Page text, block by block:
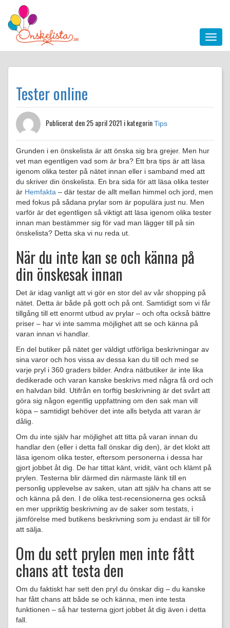
Tester online
Publicerat den25 april 2021 i kategorinTips
Grunden i en önskelista är att önska sig bra grejer. Men hur
vet man egentligen vad som är bra? Ett bra tips är att läsa
igenom olika tester på nätet innan eller i samband med att
du skriver din önskelista. En bra sida för att läsa olika tester
är Hemfakta – där testar de allt mellan himmel och jord, men
med fokus på sådana prylar som är populära just nu. Men
varför är det egentligen så viktigt att läsa igenom olika tester
innan man bestämmer sig för vad man lägger till på sin
önskelista? Detta ska vi nu reda ut.
När du inte kan se och känna på
din önskesak innan
Det är idag vanligt att vi gör en stor del av vår shopping på
nätet. Detta är både på gott och på ont. Samtidigt som vi får
tillgång till ett enormt utbud av prylar – och ofta också bättre
priser – har vi inte samma möjlighet att se och känna på
varan innan vi handlar.
En del butiker på nätet ger väldigt utförliga beskrivningar av
sina varor och hos vissa av dessa kan du till och med se
varje pryl i 360 graders bilder. Andra nätbutiker är inte lika
dedikerade och varan kanske beskrivs med några få ord och
en halvdan bild. Utifrån en torftig beskrivning är det svårt att
göra sig någon egentlig uppfattning om den sak man vill
köpa – samtidigt behöver det inte alls betyda att varan är
dålig.
Om du inte själv har möjlighet att titta på varan innan du
handlar den (eller i detta fall önskar dig den), är det klokt att
läsa igenom olika tester, eftersom personerna i dessa har
gjort jobbet åt dig. De har tittat känt, vridit, vänt och klämt på
prylen. Testerna blir därmed din närmaste länk till en
personlig upplevelse av saken, utan att själv ha chans att se
och känna på den. I de olika test-recensionerna ges också
en mer uppriktig beskrivning av de saker som testats, i
jämförelse med butikens beskrivning som ju endast är till för
att sälja.
Om du sett prylen men inte fått
chans att testa den
Om du faktiskt har sett den pryl du önskar dig – du kanske
har fått chans att både se och känna, men inte testa
funktionen – så har testerna gjort jobbet åt dig även i detta
fall.